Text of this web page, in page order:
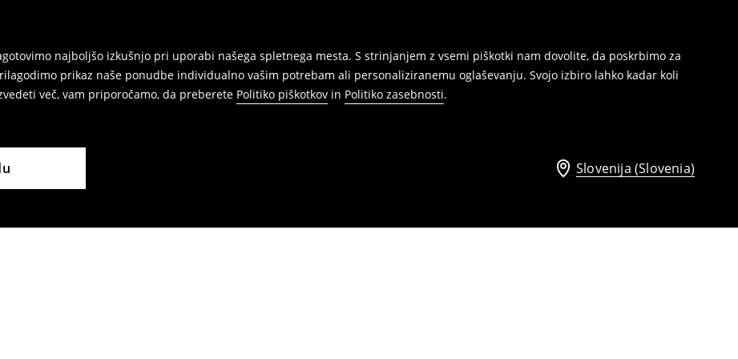
najboljšo izkušnjo pri uporabi našega spletnega mesta. S strinjanjem z vsemi piškotki nam dovolite, da poskrbimo za
prikaz naše ponudbe individualno vašim potrebam ali personaliziranemu oglaševanju. Svojo izbiro lahko kadar koli
več, vam priporočamo, da preberete Politiko piškotkov in Politiko zasebnosti.
Slovenija (Slovenia)